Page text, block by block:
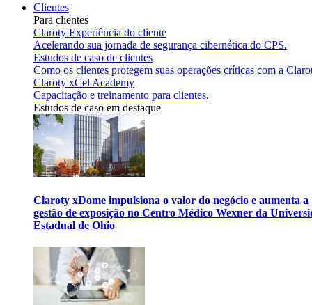
Clientes
Para clientes
Claroty Experiência do cliente
Acelerando sua jornada de segurança cibernética do CPS.
Estudos de caso de clientes
Como os clientes protegem suas operações críticas com a
Claroty xCel Academy
Capacitação e treinamento para clientes.
Estudos de caso em destaque
Claroty xDome impulsiona o valor do negócio e aumenta a
gestão de exposição no Centro Médico Wexner da
Estadual de Ohio